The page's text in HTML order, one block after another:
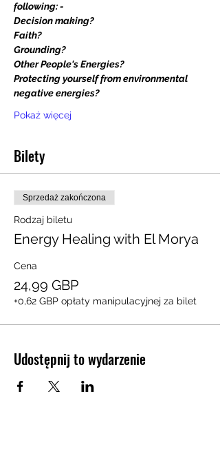
following: -
Decision making?
Faith?
Grounding?
Other People's Energies?
Protecting yourself from environmental
negative energies?
Pokaż więcej
Bilety
Sprzedaż zakończona
Rodzaj biletu
Energy Healing with El Morya
Cena
24,99 GBP
+0,62 GBP opłaty manipulacyjnej za bilet
Udostępnij to wydarzenie